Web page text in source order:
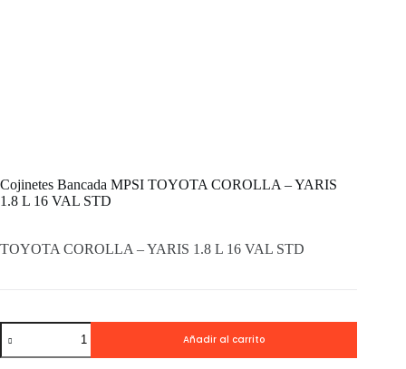
Cojinetes Bancada MPSI TOYOTA COROLLA – YARIS
1.8 L 16 VAL STD
TOYOTA COROLLA – YARIS 1.8 L 16 VAL STD
Cojinetes
Bancada
MPSI
Añadir al carrito